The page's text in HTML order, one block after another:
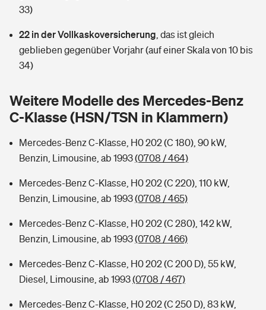
Hochwasser-Check: Wie gefährdet ist Ihr Haus?
Wer versichert was: Jetzt Versicherer finden
Sie haben Fragen?
Handyversicherung
Private Cyberversicherung
Musikinstrumentenversicherung
Typklassen: So ist Ihr Auto eingestuft
Sie haben Fragen?
Wer versichert was: Jetzt Versicherer finden
Sie haben Fragen?
Rentenrechner: Wie viel Geld bekomme ich im Alter?
33)
22 in der Vollkaskoversicherung das ist gleich
geblieben gegenüber Vorjahr (auf einer Skala von 10 bis
34)
Weitere Modelle des Mercedes-Benz
C-Klasse (HSN/TSN in Klammern)
Mercedes-Benz C-Klasse, H0 202 (C 180), 90 kW,
Benzin, Limousine, ab 1993(0708 / 464)
Mercedes-Benz C-Klasse, H0 202 (C 220), 110 kW,
Benzin, Limousine, ab 1993(0708 / 465)
Mercedes-Benz C-Klasse, H0 202 (C 280), 142 kW,
Benzin, Limousine, ab 1993(0708 / 466)
Mercedes-Benz C-Klasse, H0 202 (C 200 D), 55 kW,
Diesel, Limousine, ab 1993(0708 / 467)
Mercedes-Benz C-Klasse, H0 202 (C 250 D), 83 kW,